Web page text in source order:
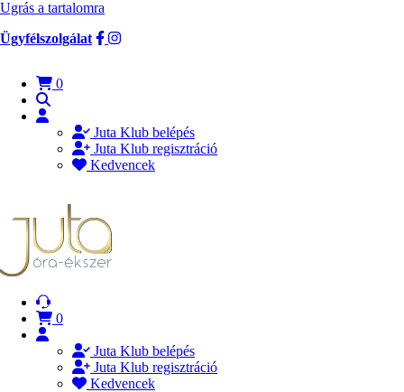
Ugrás a tartalomra
Ügyfélszolgálat
0
Juta Klub belépés
Juta Klub regisztráció
Kedvencek
0
Juta Klub belépés
Juta Klub regisztráció
Kedvencek